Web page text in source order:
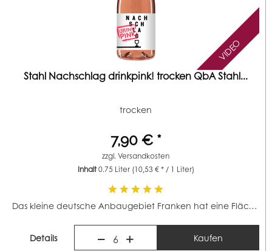
VIDEO
Stahl Nachschlag drinkpink! trocken QbA Stahl...
trocken
7,90 € *
zzgl.Versandkosten
Inhalt0.75 Liter (10,53 € * / 1 Liter)
Das kleine deutsche Anbaugebiet Franken hat eine Fläche...
Details 6 Kaufen